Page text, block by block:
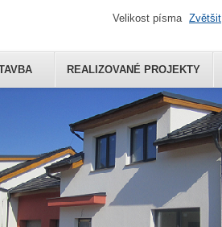
REALIZOVANÉ PROJEKTY
Velikost písma Zvětšit